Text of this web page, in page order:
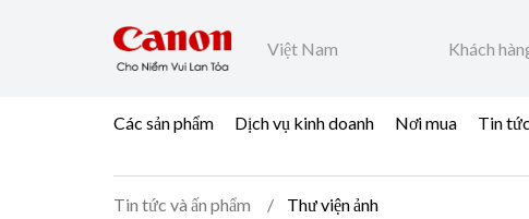
Việt Nam Khách
Các sản phẩm Dịch vụ kinh doanh Nơi mua Tin
Tin tức và ấn phẩm Thư viện ảnh